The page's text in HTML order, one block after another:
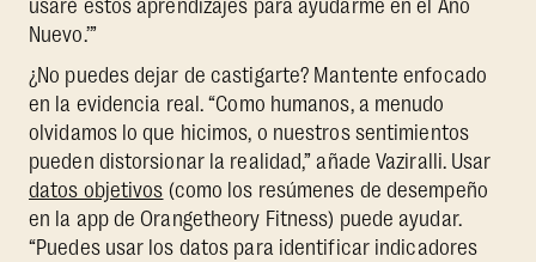
usaré estos aprendizajes para ayudarme en el Año
Nuevo.’”
¿No puedes dejar de castigarte? Mantente enfocado
en la evidencia real. “Como humanos, a menudo
olvidamos lo que hicimos, o nuestros sentimientos
pueden distorsionar la realidad,” añade Vaziralli. Usar
datos objetivos (como los resúmenes de desempeño
en la app de Orangetheory Fitness) puede ayudar.
“Puedes usar los datos para identificar indicadores